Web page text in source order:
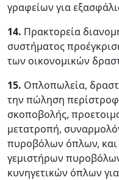
γραφείων για
14. Πρακτορεία
συστήματος
των οικονομικών
15. Οπλοπωλεία,
την πώληση
σκοποβολής,
μετατροπή,
πυροβόλων όπλων, και
γεμιστήρων
κυνηγετικών όπλων